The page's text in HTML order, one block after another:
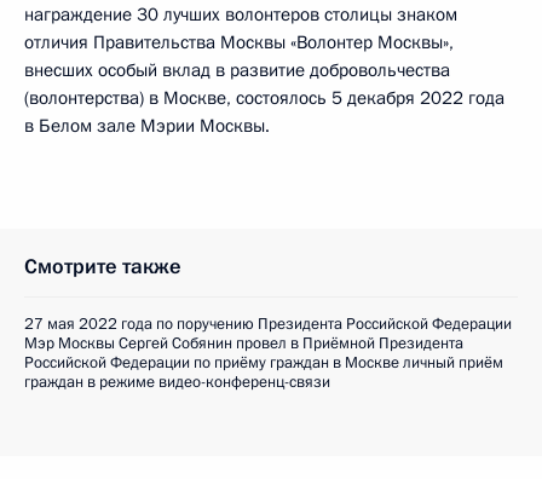
награждение 30 лучших волонтеров столицы знаком
отличия Правительства Москвы «Волонтер Москвы»,
внесших особый вклад в развитие добровольчества
(волонтерства) в Москве, состоялось 5 декабря 2022 года
в Белом зале Мэрии Москвы.
Смотрите также
27 мая 2022 года по поручению Президента Российской Федерации
Мэр Москвы Сергей Собянин провел в Приёмной Президента
Российской Федерации по приёму граждан в Москве личный приём
граждан в режиме видео-конференц-связи